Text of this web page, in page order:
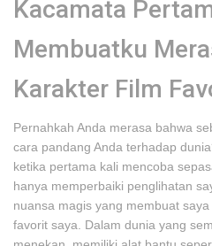
Kacamata
Membuatku
Karakter Film
Pernahkah Anda merasa bahwa
cara pandang Anda terhadap
ketika pertama kali mencoba
hanya memperbaiki penglihatan
nuansa magis yang membuat
favorit saya. Dalam dunia yang